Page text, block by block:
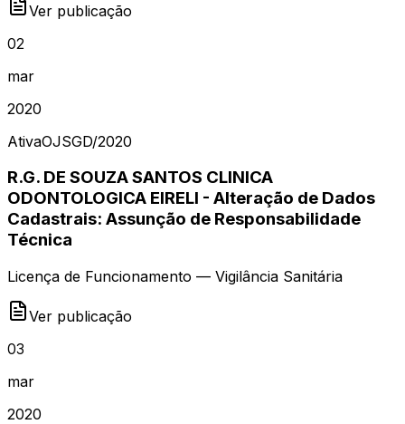
Ver publicação
02
mar
2020
AtivaOJSGD/2020
R.G. DE SOUZA SANTOS CLINICA
ODONTOLOGICA EIRELI - Alteração de Dados
Cadastrais: Assunção de Responsabilidade
Técnica
Licença de Funcionamento — Vigilância Sanitária
Ver publicação
03
mar
2020